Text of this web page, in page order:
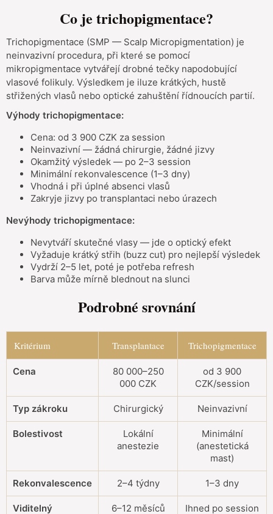
Co je trichopigmentace?
Trichopigmentace (SMP — Scalp Micropigmentation) je
neinvazivní procedura, při které se pomocí
mikropigmentace vytvářejí drobné tečky napodobující
vlasové folikuly. Výsledkem je iluze krátkých, hustě
střižených vlasů nebo optické zahuštění řídnoucích partií.
Výhody trichopigmentace:
Cena: od 3 900 CZK za session
Neinvazivní — žádná chirurgie, žádné jizvy
Okamžitý výsledek — po 2–3 session
Minimální rekonvalescence (1–3 dny)
Vhodná i při úplné absenci vlasů
Zakryje jizvy po transplantaci nebo úrazech
Nevýhody trichopigmentace:
Nevytváří skutečné vlasy — jde o optický efekt
Vyžaduje krátký střih (buzz cut) pro nejlepší výsledek
Vydrží 2–5 let, poté je potřeba refresh
Barva může mírně blednout na slunci
Podrobné srovnání
Kritérium Transplantace Trichopigmentace
Cena
80 000–250
000 CZK
od 3 900
CZK/session
Typ zákroku Chirurgický Neinvazivní
Bolestivost
Lokální
anestezie
Minimální
(anestetická
mast)
Rekonvalescence 2–4 týdny 1–3 dny
Viditelný 6–12 měsíců Ihned po session